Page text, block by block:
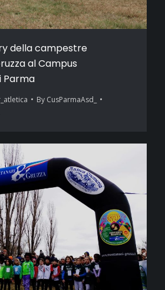
della campestre
al Campus
Parma
By CusParmaAsd_